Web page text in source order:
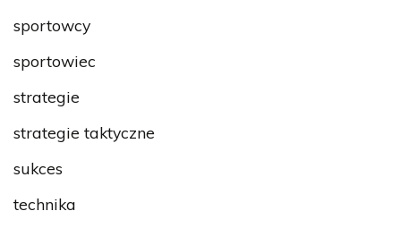
sportowcy
sportowiec
strategie
strategie taktyczne
sukces
technika